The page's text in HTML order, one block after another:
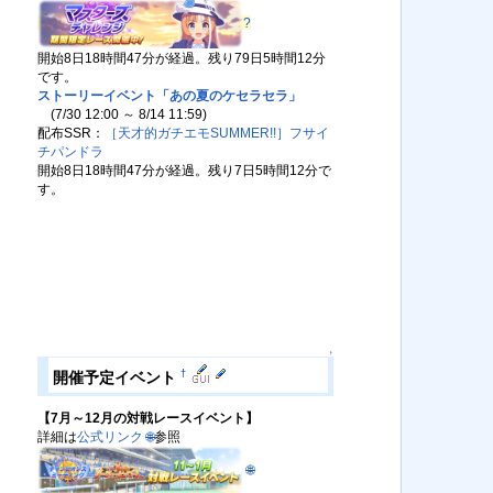
?
開始8日18時間47分が経過。残り79日5時間12分
です。
ストーリーイベント「あの夏のケセラセラ」
(7/30 12:00 ～ 8/14 11:59)
配布SSR：
［天才的ガチエモSUMMER!!］フサイ
チパンドラ
開始8日18時間47分が経過。残り7日5時間12分で
す。
↑
開催予定イベント †
【7月～12月の対戦レースイベント】
詳細は公式リンク 🌐参照
🌐